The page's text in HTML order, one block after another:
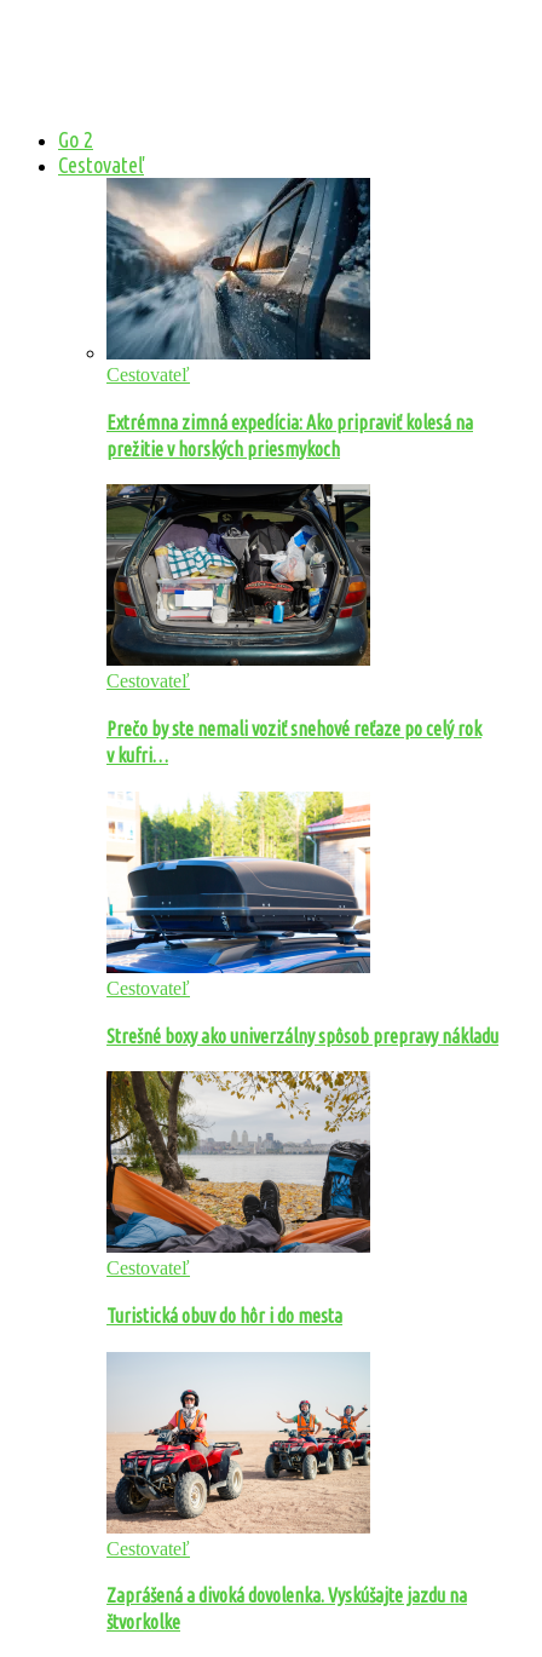
Go 2
Cestovateľ
Cestovateľ
Extrémna zimná expedícia: Ako pripraviť kolesá na
prežitie v horských priesmykoch
Cestovateľ
Prečo by ste nemali voziť snehové reťaze po celý rok
v kufri…
Cestovateľ
Strešné boxy ako univerzálny spôsob prepravy nákladu
Cestovateľ
Turistická obuv do hôr i do mesta
Cestovateľ
Zaprášená a divoká dovolenka. Vyskúšajte jazdu na
štvorkolke